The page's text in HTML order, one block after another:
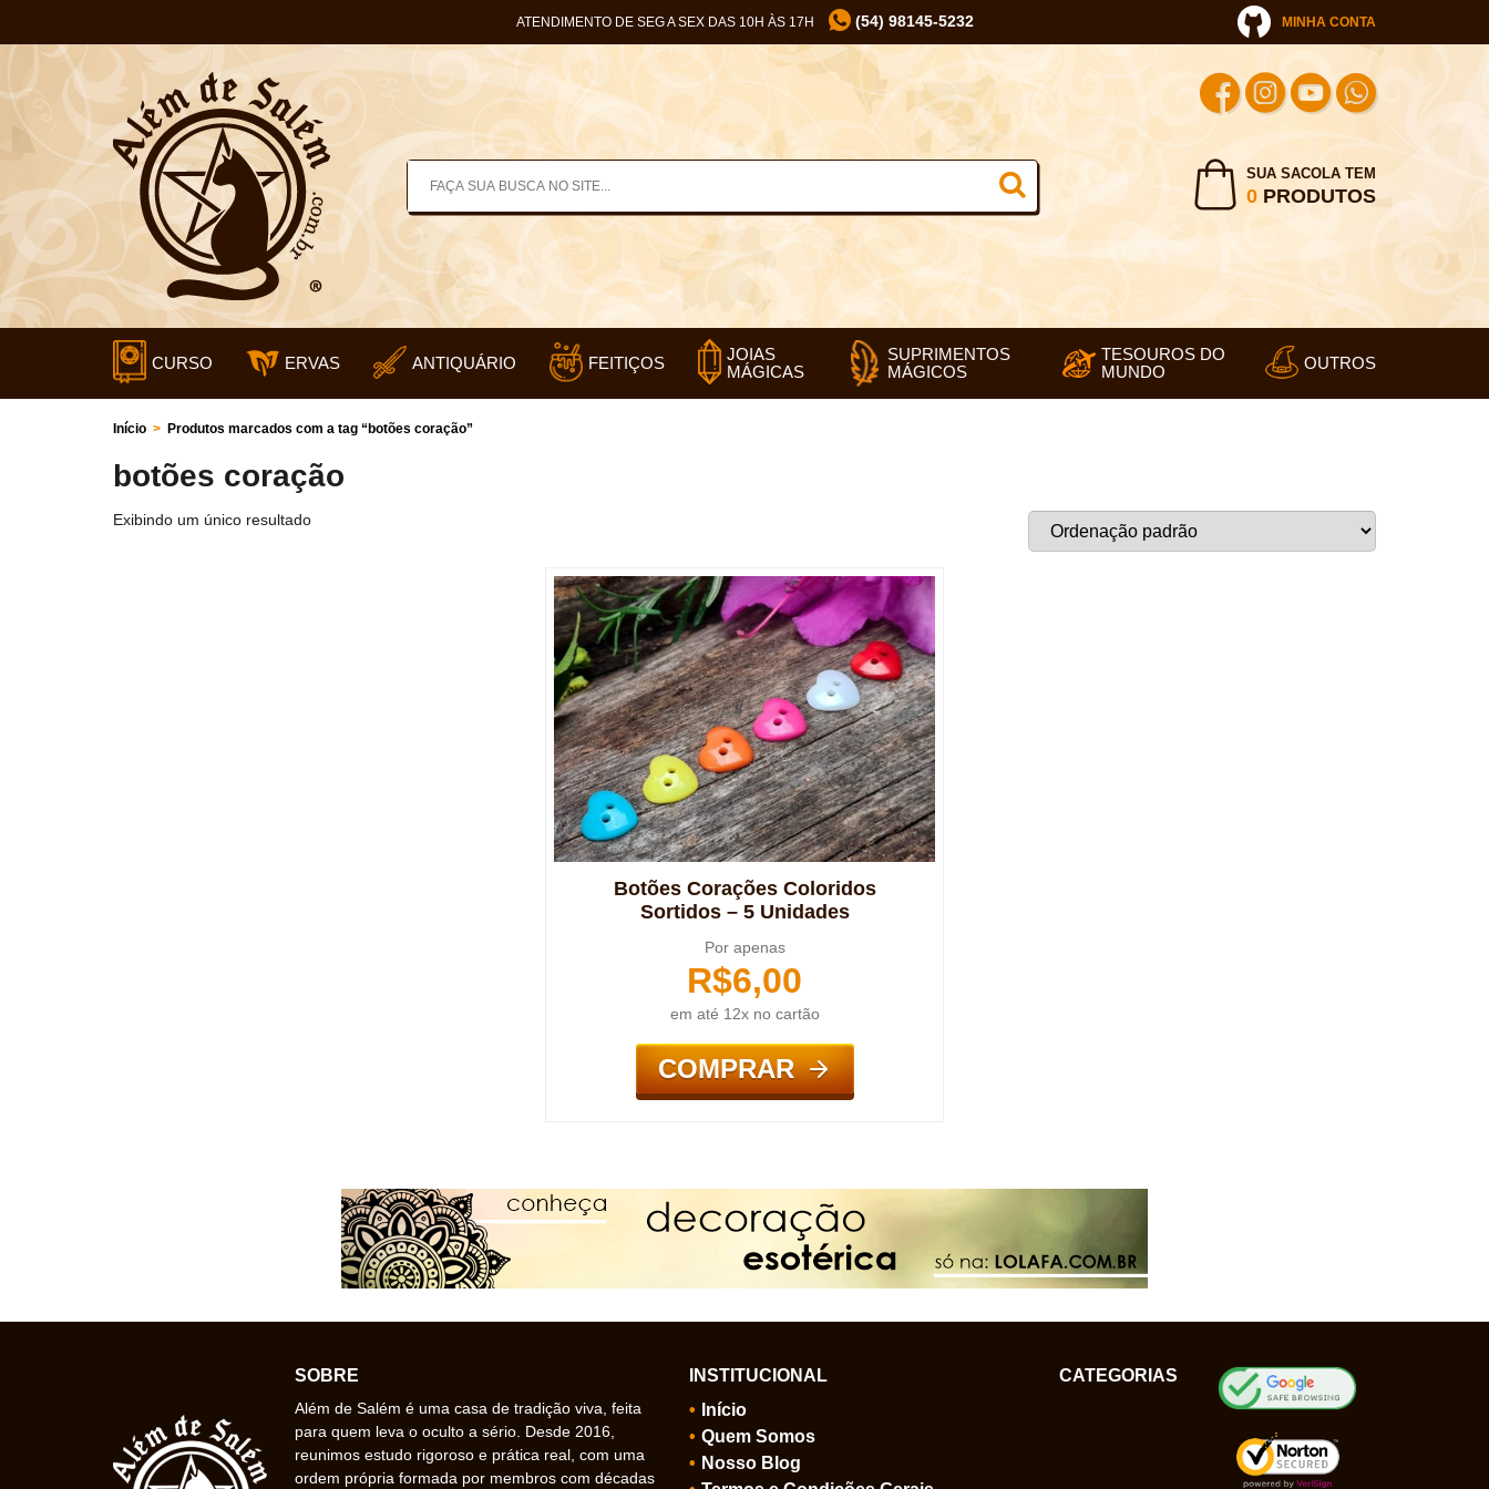
ATENDIMENTO DE SEG A SEX DAS 10H ÀS 17H (54) 98145-5232 MINHA CONTA
SUA SACOLA TEM
0PRODUTOS
CURSO ERVAS ANTIQUÁRIO FEITIÇOS
JOIAS
MÁGICAS
SUPRIMENTOS
MÁGICOS
TESOUROS DO
MUNDO
OUTROS
Início > Produtos marcados com a tag “botões coração”
botões coração
Exibindo um único resultado
Botões Corações Coloridos
Sortidos – 5 Unidades
Por apenas
R$6,00
em até 12x no cartão
COMPRAR
SOBRE
Além de Salém é uma casa de tradição viva, feita
para quem leva o oculto a sério. Desde 2016,
reunimos estudo rigoroso e prática real, com uma
ordem própria formada por membros com décadas
INSTITUCIONAL
Início
Quem Somos
Nosso Blog
CATEGORIAS